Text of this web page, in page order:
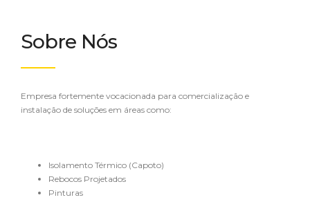
Sobre Nós
Empresa fortemente vocacionada para comercialização e
instalação de soluções em áreas como:
Isolamento Térmico (Capoto)
Rebocos Projetados
Pinturas